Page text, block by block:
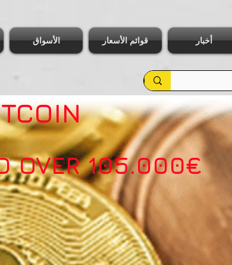
الأسواق قوائم الأسعار أخبار
OVER 105.000€